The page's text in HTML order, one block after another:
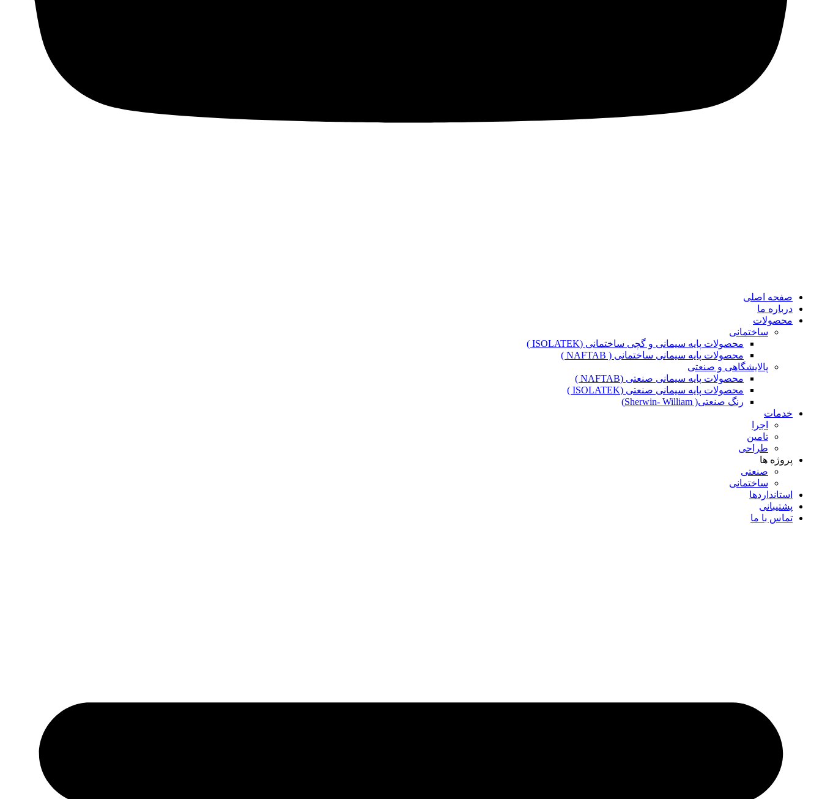
صفحه اصلی
درباره ما
محصولات
ساختمانی
محصولات پایه سیمانی و گچی ساختمانی (ISOLATEK )
محصولات پایه سیمانی ساختمانی ( NAFTAB )
پالایشگاهی و صنعتی
محصولات پایه سیمانی صنعتی (NAFTAB )
محصولات پایه سیمانی صنعتی (ISOLATEK )
رنگ صنعتی( Sherwin- William)
خدمات
اجرا
تامین
طراحی
پروژه ها
صنعتی
ساختمانی
استانداردها
پشتیبانی
تماس با ما